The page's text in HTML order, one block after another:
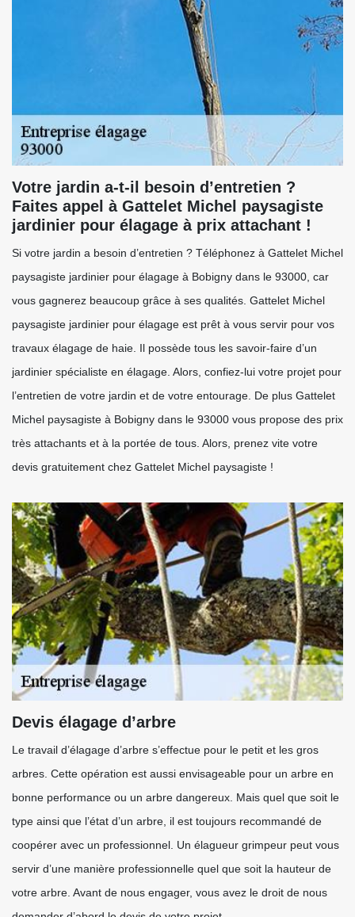
Votre jardin a-t-il besoin d’entretien ?
Faites appel à Gattelet Michel paysagiste
jardinier pour élagage à prix attachant !
Si votre jardin a besoin d’entretien ? Téléphonez à Gattelet Michel
paysagiste jardinier pour élagage à Bobigny dans le 93000, car
vous gagnerez beaucoup grâce à ses qualités. Gattelet Michel
paysagiste jardinier pour élagage est prêt à vous servir pour vos
travaux élagage de haie. Il possède tous les savoir-faire d’un
jardinier spécialiste en élagage. Alors, confiez-lui votre projet pour
l’entretien de votre jardin et de votre entourage. De plus Gattelet
Michel paysagiste à Bobigny dans le 93000 vous propose des prix
très attachants et à la portée de tous. Alors, prenez vite votre
devis gratuitement chez Gattelet Michel paysagiste !
Devis élagage d’arbre
Le travail d’élagage d’arbre s’effectue pour le petit et les gros
arbres. Cette opération est aussi envisageable pour un arbre en
bonne performance ou un arbre dangereux. Mais quel que soit le
type ainsi que l’état d’un arbre, il est toujours recommandé de
coopérer avec un professionnel. Un élagueur grimpeur peut vous
servir d’une manière professionnelle quel que soit la hauteur de
votre arbre. Avant de nous engager, vous avez le droit de nous